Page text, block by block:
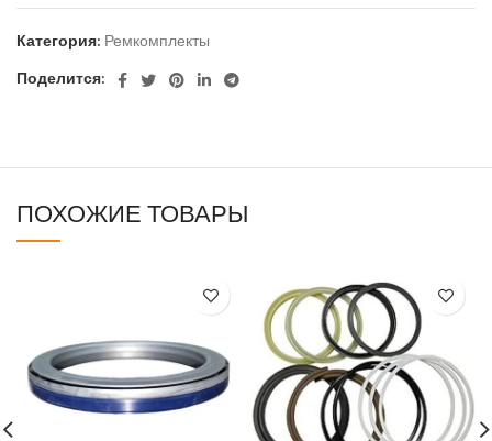
Категория: Ремкомплекты
Поделится:
ПОХОЖИЕ ТОВАРЫ